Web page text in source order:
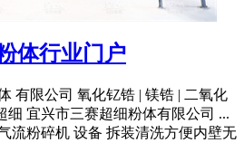
体行业门户
有限公司 氧化钇锆 | 镁锆 | 二氧化
细 宜兴市三赛超细粉体有限公司 ...
流粉碎机 设备 拆装清洗方便内壁无